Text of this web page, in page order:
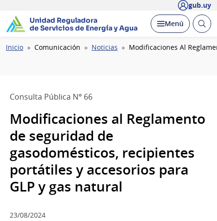
gub.uy
Unidad Reguladora
de Servicios de Energía y Agua
Desplegar
Menú Abrir
Ruta
Inicio Comunicación Noticias Modificaciones Al
Consulta Pública N° 66
Modificaciones al Reglamento
de seguridad de
gasodomésticos, recipientes
portátiles y accesorios para
GLP y gas natural
23/08/2024